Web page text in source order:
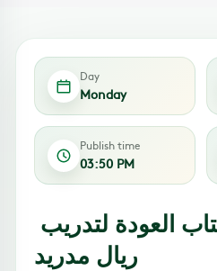
Day
Monday
Publish time
03:50 PM
ريال مدريد